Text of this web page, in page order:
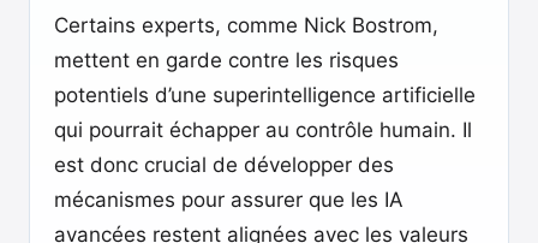
Certains experts, comme Nick Bostrom,
mettent en garde contre les risques
potentiels d’une superintelligence artificielle
qui pourrait échapper au contrôle humain. Il
est donc crucial de développer des
mécanismes pour assurer que les IA
avancées restent alignées avec les valeurs